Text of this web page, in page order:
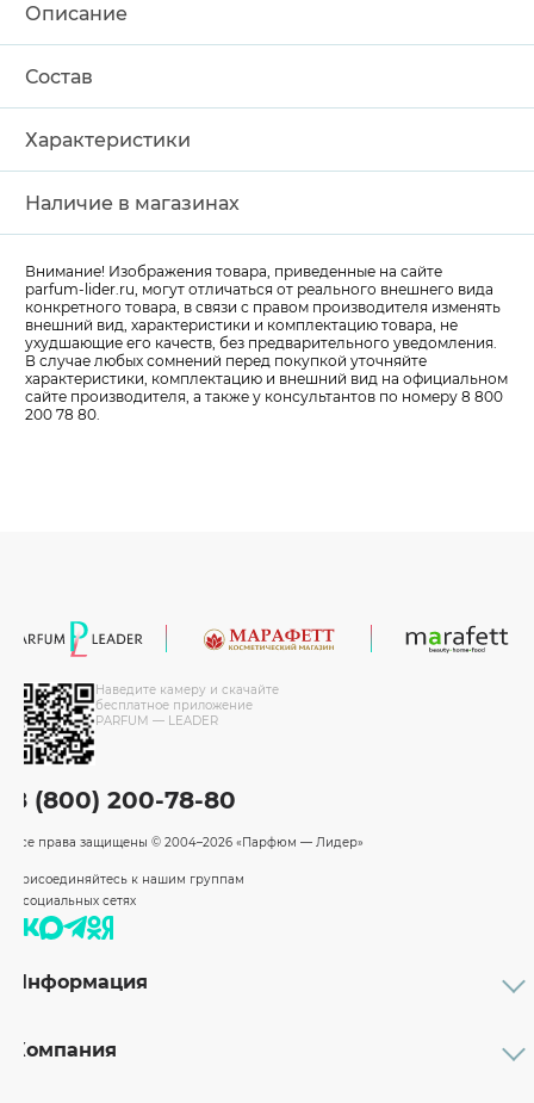
Описание
Состав
Характеристики
Наличие в магазинах
Внимание! Изображения товара, приведенные на сайте
parfum-lider.ru, могут отличаться от реального внешнего вида
конкретного товара, в связи с правом производителя изменять
внешний вид, характеристики и комплектацию товара, не
ухудшающие его качеств, без предварительного уведомления.
В случае любых сомнений перед покупкой уточняйте
характеристики, комплектацию и внешний вид на официальном
сайте производителя, а также у консультантов по номеру 8 800
200 78 80.
Наведите камеру и скачайте
бесплатное приложение
PARFUM — LEADER
8 (800) 200-78-80
Все права защищены © 2004–2026 «Парфюм — Лидер»
Присоединяйтесь к нашим группам
в социальных сетях
Информация
Бренды
Компания